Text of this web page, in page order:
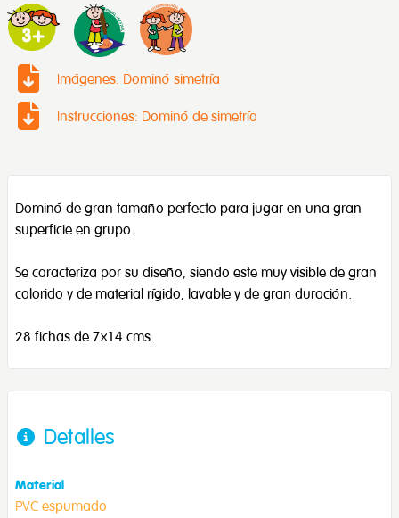
Imágenes: Dominó simetría
Instrucciones: Dominó de simetría
Dominó de gran tamaño perfecto para jugar en una gran
superficie en grupo.
Se caracteriza por su diseño, siendo este muy visible de gran
colorido y de material rígido, lavable y de gran duración.
28 fichas de 7x14 cms.
Detalles
Material
PVC espumado